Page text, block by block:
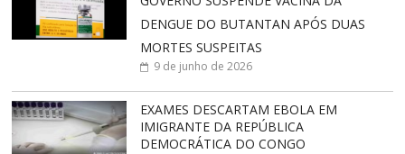
DENGUE DO BUTANTAN APÓS DUAS
MORTES SUSPEITAS
9 de junho de 2026
EXAMES DESCARTAM EBOLA EM
IMIGRANTE DA REPÚBLICA
DEMOCRÁTICA DO CONGO